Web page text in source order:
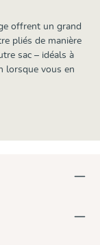
offrent un grand
pliés de manière
sac – idéals à
lorsque vous en